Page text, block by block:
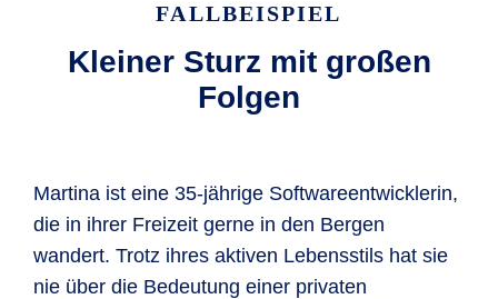
FALLBEISPIEL
Kleiner Sturz mit großen
Folgen
Martina ist eine 35-jährige Softwareentwicklerin,
die in ihrer Freizeit gerne in den Bergen
wandert. Trotz ihres aktiven Lebensstils hat sie
nie über die Bedeutung einer privaten